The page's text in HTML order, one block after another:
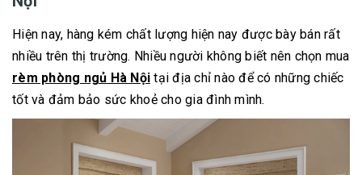
Hiện nay, hàng kém chất lượng hiện nay được bày bán rất
nhiều trên thị trường. Nhiều người không biết nên chọn mua
rèm phòng ngủ Hà Nội tại địa chỉ nào để có những chiếc
tốt và đảm bảo sức khoẻ cho gia đình mình.